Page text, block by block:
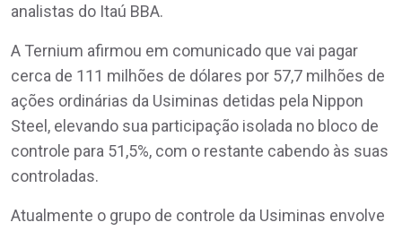
analistas do Itaú BBA.
A Ternium afirmou em comunicado que vai pagar
cerca de 111 milhões de dólares por 57,7 milhões de
ações ordinárias da Usiminas detidas pela Nippon
Steel, elevando sua participação isolada no bloco de
controle para 51,5%, com o restante cabendo às suas
controladas.
Atualmente o grupo de controle da Usiminas envolve